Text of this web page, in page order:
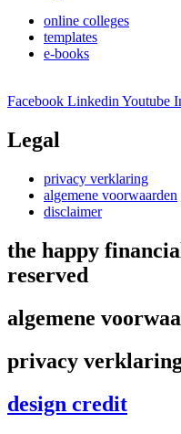
online colleges
templates
e-books
Facebook LinkedinYoutube
Legal
privacy verklaring
algemene voorwaarden
disclaimer
the happy
reserved
algemene
privacy
design credit